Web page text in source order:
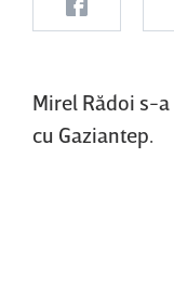
Mirel Rădoi s-a
cu Gaziantep.